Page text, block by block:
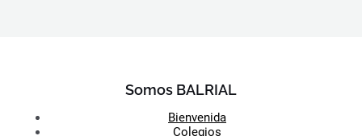
Somos BALRIAL
Bienvenida
Colegios